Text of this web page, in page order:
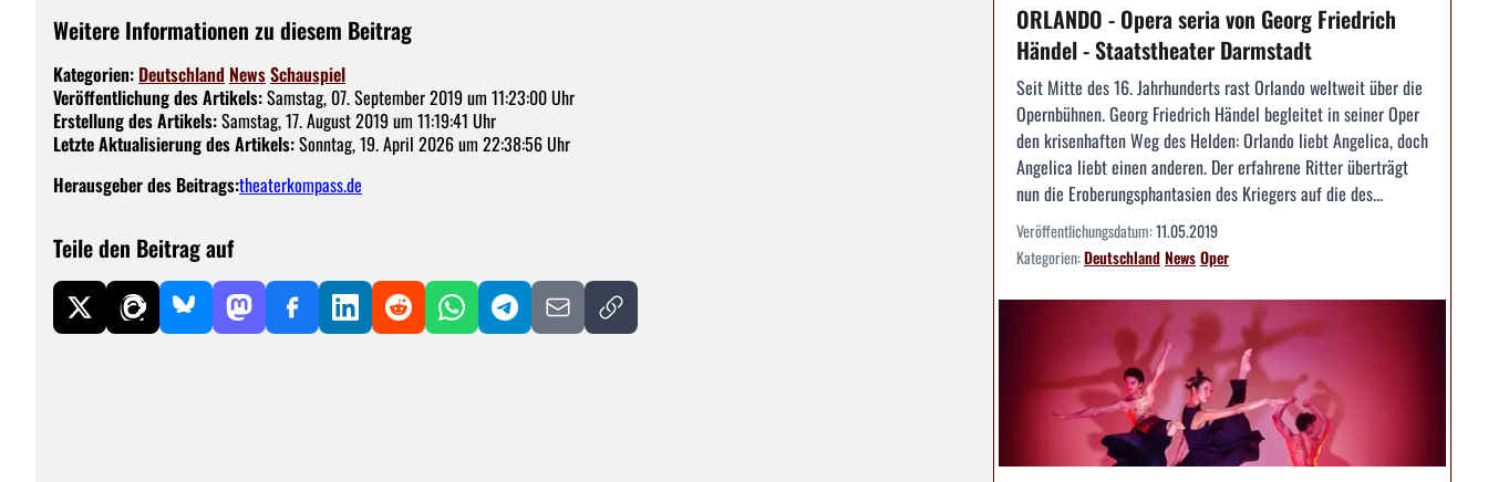
Weitere Informationen zu diesem Beitrag
Kategorien: Deutschland NewsSchauspiel
Veröffentlichung des Artikels:Samstag, 07. September 2019 um 11:23:00 Uhr
Erstellung des Artikels:Samstag, 17. August 2019 um 11:19:41 Uhr
Letzte Aktualisierung des Artikels:Sonntag, 19. April 2026 um 22:38:56 Uhr
Herausgeber des Beitrags:theaterkompass.de
Teile den Beitrag auf
ORLANDO - Opera seria von Georg Friedrich
Händel - Staatstheater Darmstadt
Seit Mitte des 16. Jahrhunderts rast Orlando weltweit über die
Opernbühnen. Georg Friedrich Händel begleitet in seiner Oper
den krisenhaften Weg des Helden: Orlando liebt Angelica, doch
Angelica liebt einen anderen. Der erfahrene Ritter überträgt
nun die Eroberungsphantasien des Kriegers auf die des...
Veröffentlichungsdatum:11.05.2019
Kategorien:DeutschlandNewsOper